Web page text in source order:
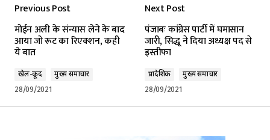
Previous Post
मोईन अली के संन्यास लेने के बाद
आया जो रूट का रिएक्शन, कही
ये बात
खेल-कूद
मुख्य समाचार
28/09/2021
Next Post
पंजाबः कांग्रेस पार्टी में घमासान
जारी, सिद्धू ने दिया अध्यक्ष पद से
इस्तीफा
प्रादेशिक
मुख्य समाचार
28/09/2021